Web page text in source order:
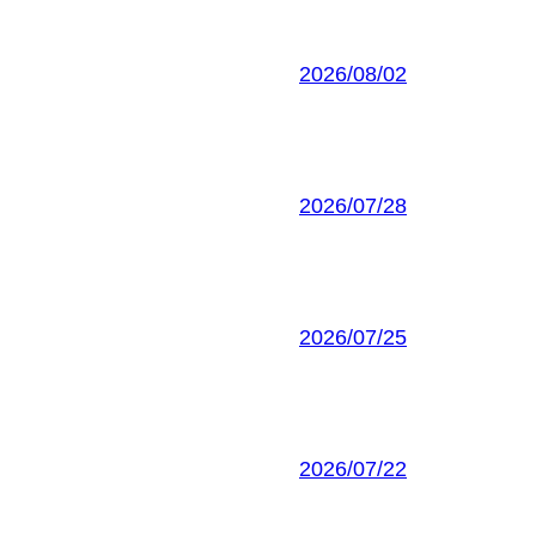
2026/08/02
2026/07/28
2026/07/25
2026/07/22